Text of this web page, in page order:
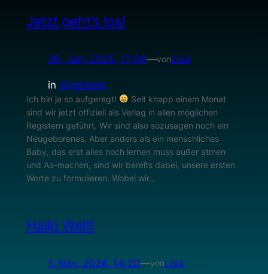
Jetzt geht’s los!
29. Jan. 2025, 17:09—vonLisa
in Allgemein
Ich bin ja so aufgeregt!
Seit knapp einem Monat
sind wir jetzt offiziell als Verlag in allen möglichen
Registern geführt. Wir sind also sozusagen noch ein
Neugeborenes. Aber anders als ein menschliches
Baby, das erst alles noch lernen muss außer atmen
und Aa-machen, sind wir bereits dabei, unsere ersten
Worte zu formulieren. Wobei wir…
Hallo Welt!
1. Nov. 2024, 14:20—vonLisa